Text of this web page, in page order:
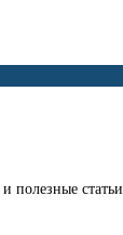
полезные статьи